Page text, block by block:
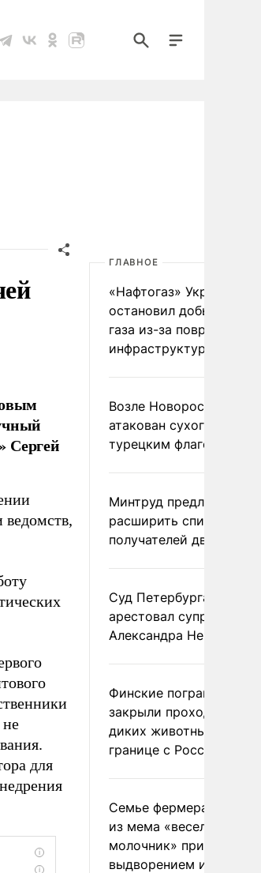
Сергей
для
ГЛАВНОЕ
«Нафтогаз» Украины
остановил добычу
газа из-за повреждения
инфраструктуры
Возле Новороссийска
атакован сухогруз под
турецким флагом
Минтруд предложил
расширить список
получателей двух
Суд Петербурга заочно
арестовал супругу
Александра Невзорова
Финские пограничники
закрыли проходы для
диких животных на
границе с Россией
Семье фермера
из мема «веселый
молочник» пригрозили
выдворением из